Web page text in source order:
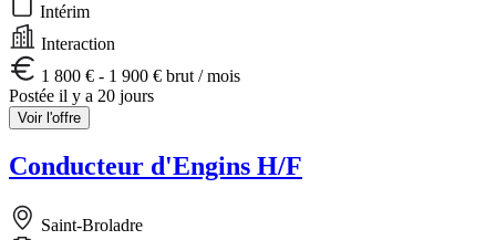
Intérim
Interaction
1 800 € - 1 900 € brut / mois
Postée il y a 20 jours
Voir l'offre
Conducteur d'Engins H/F
Saint-Broladre